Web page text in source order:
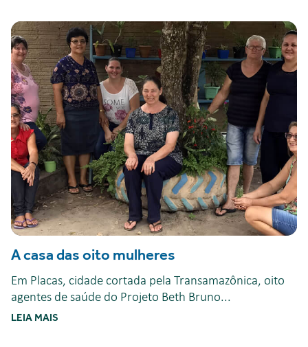
A casa das oito mulheres
Em Placas, cidade cortada pela Transamazônica, oito
agentes de saúde do Projeto Beth Bruno...
LEIA MAIS